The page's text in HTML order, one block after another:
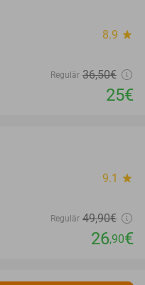
8.9 star
Regulär 36,50€
25€
9.1 star
Regulär 49,90€
26,90€